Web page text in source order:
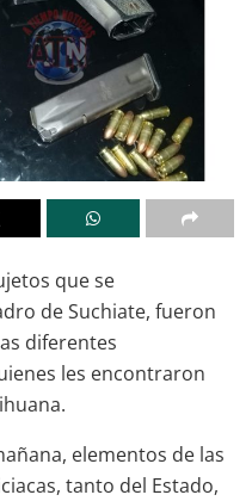
que se
de Suchiate, fueron
diferentes
les encontraron
elementos de las
tanto del Estado,